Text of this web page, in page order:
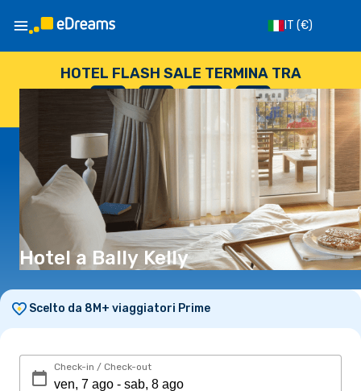
IT (€)
HOTEL FLASH SALE TERMINA TRA
--
GIORNI
: --
ORE
: --
SECONDI
Hotel a Bally Kelly
Scelto da 8M+ viaggiatori Prime
Check-in / Check-out